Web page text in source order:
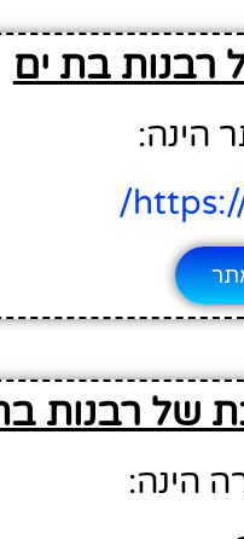
בת ים
הינה:
של רבנות
הינה: